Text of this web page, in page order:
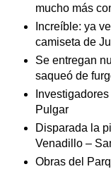
mucho más
Increíble: ya
camiseta de
Se entregan
saqueó de
Pulgar
Disparada la
Venadillo –
Obras del